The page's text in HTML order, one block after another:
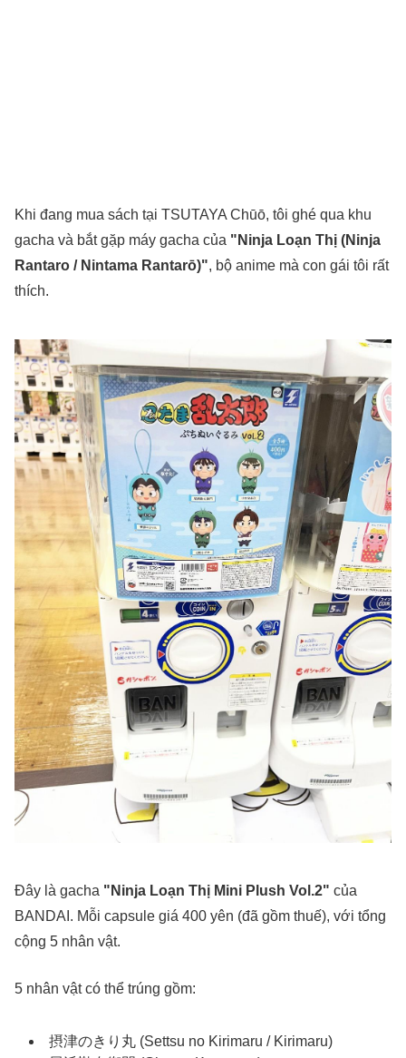
Khi đang mua sách tại TSUTAYA Chūō, tôi ghé qua khu
gacha và bắt gặp máy gacha của "Ninja Loạn Thị (Ninja
Rantaro / Nintama Rantarō)", bộ anime mà con gái tôi rất
thích.
Đây là gacha "Ninja Loạn Thị Mini Plush Vol.2" của
BANDAI. Mỗi capsule giá 400 yên (đã gồm thuế), với tổng
cộng 5 nhân vật.
5 nhân vật có thể trúng gồm:
摂津のきり丸 (Settsu no Kirimaru / Kirimaru)